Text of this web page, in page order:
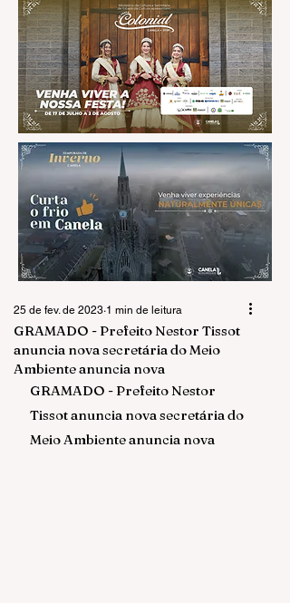
GRAMADO - Prefeito Nestor Tissot
anuncia nova secretária do Meio
Ambiente anuncia nova
25 de fev. de 2023 1 min de leitura
GRAMADO - Prefeito Nestor
Tissot anuncia nova secretária do
Meio Ambiente anuncia nova